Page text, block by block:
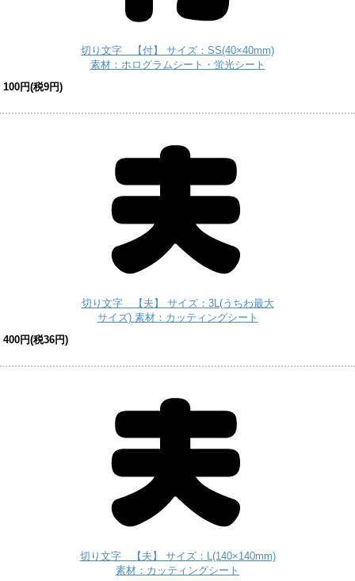
切り文字 【付】 サイズ：SS(40×40mm)
素材：ホログラムシート・蛍光シート
100円(税9円)
切り文字 【夫】 サイズ：3L(うちわ最大
サイズ) 素材：カッティングシート
400円(税36円)
切り文字 【夫】 サイズ：L(140×140mm)
素材：カッティングシート